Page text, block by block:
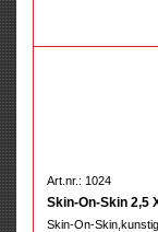
Art.nr.: 1024
Skin-On-Skin 2,5
Skin-On-